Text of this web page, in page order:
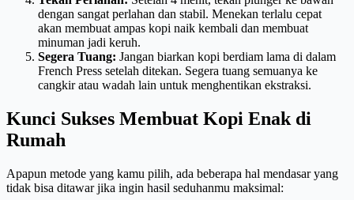
dengan sangat perlahan dan stabil. Menekan terlalu cepat
akan membuat ampas kopi naik kembali dan membuat
minuman jadi keruh.
Segera Tuang: Jangan biarkan kopi berdiam lama di dalam
French Press setelah ditekan. Segera tuang semuanya ke
cangkir atau wadah lain untuk menghentikan ekstraksi.
Kunci Sukses Membuat Kopi Enak di
Rumah
Apapun metode yang kamu pilih, ada beberapa hal mendasar yang
tidak bisa ditawar jika ingin hasil seduhanmu maksimal: